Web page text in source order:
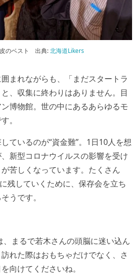
のベスト 出典:北海道Likers
まれながらも、「まだスタートラ
、収集に終わりはありません。目
博物館。世の中にあるあらゆるモ
。
ているのが“資金難”。1日10人を想
新型コロナウイルスの影響を受け
苦しくなっています。たくさん
残していくために、保存会を立ち
うです。
、まるで若木さんの頭脳に迷い込ん
れた際はおもちゃだけでなく、さ
向けてくださいね。